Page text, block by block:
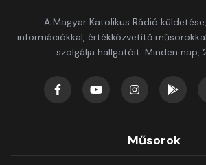
A Magyar Katolikus Rádió
információkkal, értékközvetítő
szolgálja hallgatóit. Minden nap,
Műsorok